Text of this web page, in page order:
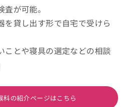
が可能。
を貸し出す形で自宅で受けら
ことや寝具の選定などの相談
科の紹介ページはこちら